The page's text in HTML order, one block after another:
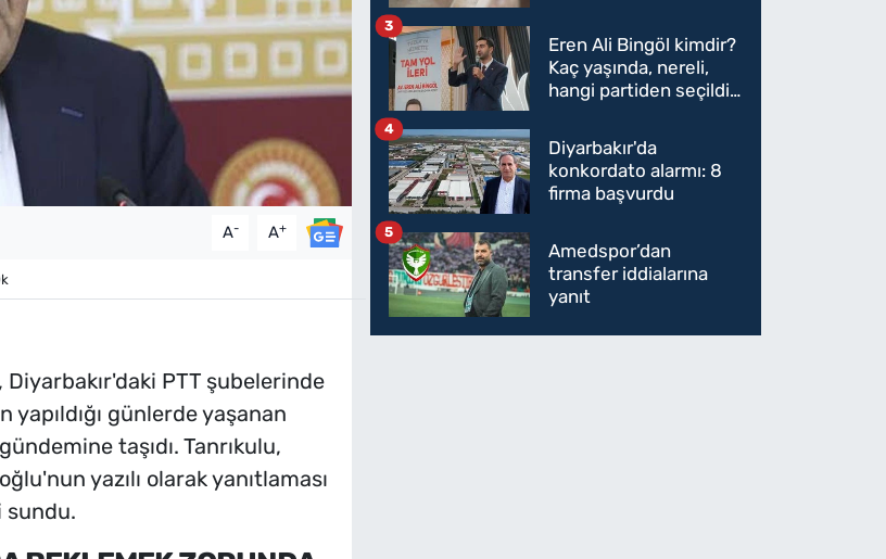
A- A+
Diyarbakır'daki PTT şubelerinde
günlerde yaşanan
taşıdı. Tanrıkulu,
yazılı olarak yanıtlaması
sundu.
oldu
Eren Ali Bingöl kimdir?
Kaç yaşında, nereli,
hangi partiden seçildi?
Parti'ye mi geçecek?
3
Diyarbakır'da
konkordato alarmı: 8
firma başvurdu
4
Amedspor’dan
transfer iddialarına
yanıt
5